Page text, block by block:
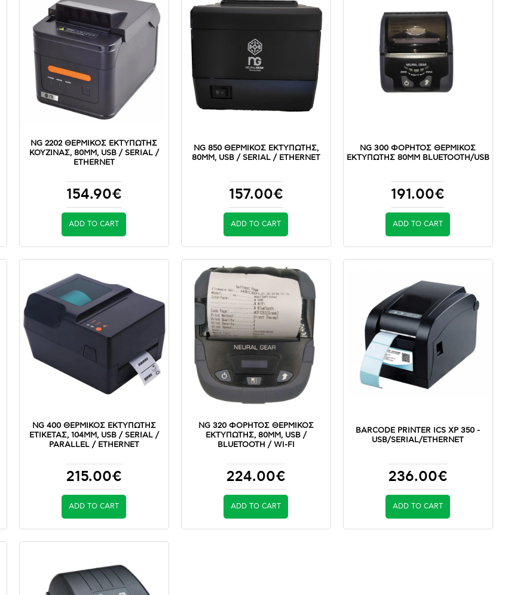
NG 2202 ΘΕΡΜΙΚΟΣ ΕΚΤΥΠΩΤΗΣ
ΚΟΥΖΙΝΑΣ, 80MM, USB / SERIAL /
ETHERNET
154.90€
ADD TO CART
NG 850 ΘΕΡΜΙΚΟΣ ΕΚΤΥΠΩΤΗΣ,
80MM, USB / SERIAL / ETHERNET
157.00€
ADD TO CART
NG 300 ΦΟΡΗΤΟΣ ΘΕΡΜΙΚΟΣ
ΕΚΤΥΠΩΤΗΣ 80MM BLUETOOTH/USB
191.00€
ADD TO CART
NG 400 ΘΕΡΜΙΚΟΣ ΕΚΤΥΠΩΤΗΣ
ΕΤΙΚΕΤΑΣ, 104MM, USB / SERIAL /
PARALLEL / ETHERNET
215.00€
ADD TO CART
NG 320 ΦΟΡΗΤΟΣ ΘΕΡΜΙΚΟΣ
ΕΚΤΥΠΩΤΗΣ, 80MM, USB /
BLUETOOTH / WI-FI
224.00€
ADD TO CART
BARCODE PRINTER ICS XP 350 -
USB/SERIAL/ETHERNET
236.00€
ADD TO CART